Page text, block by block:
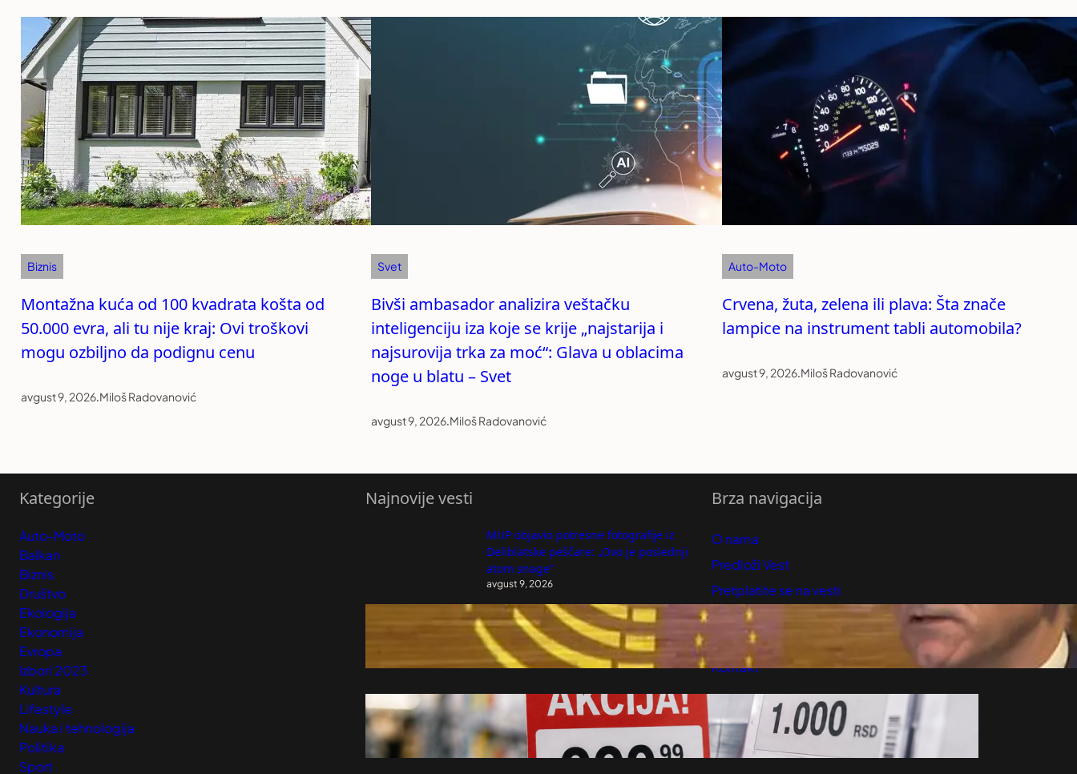
Biznis
Montažna kuća od 100 kvadrata košta od
50.000 evra, ali tu nije kraj: Ovi troškovi
mogu ozbiljno da podignu cenu
avgust 9, 2026.Miloš Radovanović
Svet
Bivši ambasador analizira veštačku
inteligenciju iza koje se krije „najstarija i
najsurovija trka za moć“: Glava u oblacima
noge u blatu – Svet
avgust 9, 2026.Miloš Radovanović
Auto-Moto
Crvena, žuta, zelena ili plava: Šta znače
lampice na instrument tabli automobila?
avgust 9, 2026.Miloš Radovanović
Kategorije
Auto-Moto
Balkan
Biznis
Društvo
Ekologija
Ekonomija
Evropa
Izbori 2023
Kultura
Lifestyle
Nauka i tehnologija
Politika
Sport
Najnovije vesti
MUP objavio potresne fotografije iz
Deliblatske peščare: „Ovo je poslednji
atom snage“
avgust 9, 2026
Zato i drhtite samo vi, odrođeni napredni
elitisti kojima se uskoro zatvara preskupi
Diznilend i ružičasta paralelna stvarnost
avgust 9, 2026
Zašto nešto košta 999, a ne 1.000 dinara?
Razlika je gotovo nikakva, ali postoji
dobar razlog
avgust 9, 2026
Brza navigacija
O nama
Predloži Vest
Pretplatite se na vesti
Karijera
Marketing
Kontakt